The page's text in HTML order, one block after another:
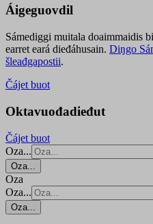
Áigeguovdil
Sámediggi muitala doaimmaidis
earret eará dieđáhusain. Diŋgo
šleađgapostii.
Čájet buot
Oktavuođadieđut
Čájet buot
Oza...
Oza...
Oza
Oza...
Oza...